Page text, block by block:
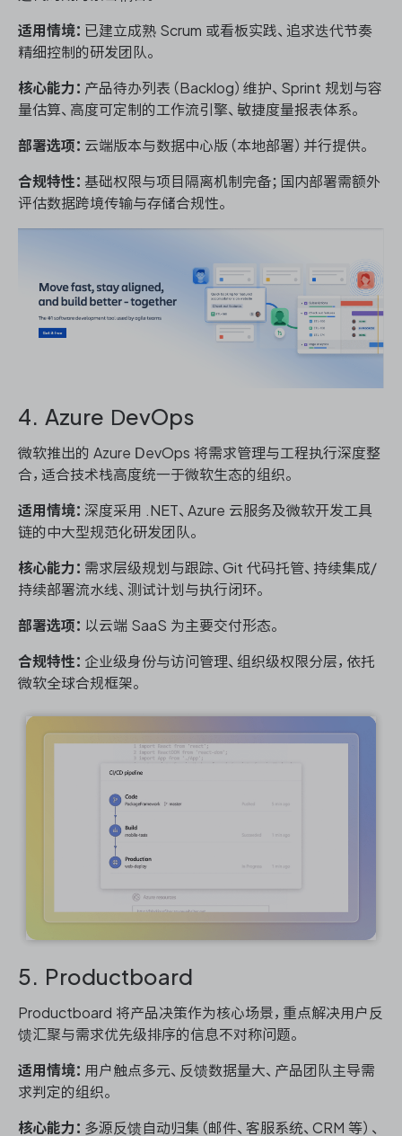
适用情境： 已建立成熟 Scrum 或看板实践、追求迭代节奏
精细控制的研发团队。
核心能力： 产品待办列表（Backlog）维护、Sprint 规划与容
量估算、高度可定制的工作流引擎、敏捷度量报表体系。
部署选项： 云端版本与数据中心版（本地部署）并行提供。
合规特性： 基础权限与项目隔离机制完备；国内部署需额外
评估数据跨境传输与存储合规性。
4. Azure DevOps
微软推出的 Azure DevOps 将需求管理与工程执行深度整
合，适合技术栈高度统一于微软生态的组织。
适用情境： 深度采用 .NET、Azure 云服务及微软开发工具
链的中大型规范化研发团队。
核心能力： 需求层级规划与跟踪、Git 代码托管、持续集成/
持续部署流水线、测试计划与执行闭环。
部署选项： 以云端 SaaS 为主要交付形态。
合规特性： 企业级身份与访问管理、组织级权限分层，依托
微软全球合规框架。
5. Productboard
Productboard 将产品决策作为核心场景，重点解决用户反
馈汇聚与需求优先级排序的信息不对称问题。
适用情境： 用户触点多元、反馈数据量大、产品团队主导需
求判定的组织。
核心能力： 多源反馈自动归集（邮件、客服系统、CRM 等）、